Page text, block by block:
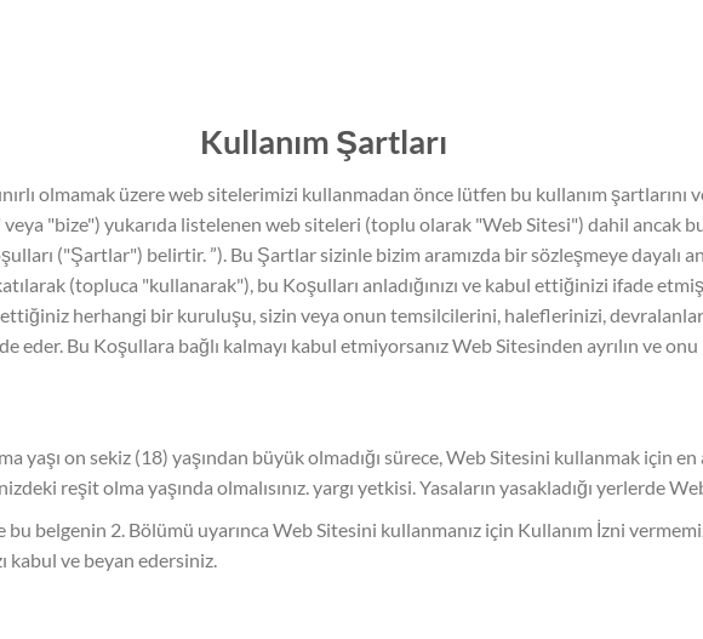
Kullanım Şartları
olmamak üzere web sitelerimizi kullanmadan önce lütfen bu kullanım şartlarını
"bize") yukarıda listelenen web siteleri (toplu olarak "Web Sitesi") dahil ancak
("Şartlar") belirtir. ”). Bu Şartlar sizinle bizim aramızda bir sözleşmeye dayalı
(topluca "kullanarak"), bu Koşulları anladığınızı ve kabul ettiğinizi ifade
herhangi bir kuruluşu, sizin veya onun temsilcilerini, haleflerinizi,
eder. Bu Koşullara bağlı kalmayı kabul etmiyorsanız Web Sitesinden ayrılın ve onu
on sekiz (18) yaşından büyük olmadığı sürece, Web Sitesini kullanmak için en
reşit olma yaşında olmalısınız. yargı yetkisi. Yasaların yasakladığı yerlerde
bu belgenin 2. Bölümü uyarınca Web Sitesini kullanmanız için Kullanım İzni
kabul ve beyan edersiniz.